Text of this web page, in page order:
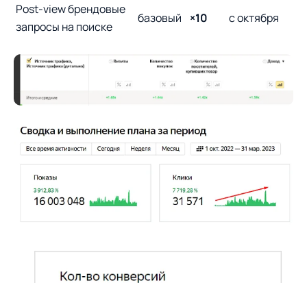
Post-view брендовые
запросы на поиске
базовый ×10 с октября